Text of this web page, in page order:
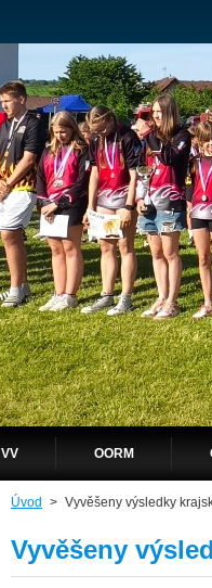
VV OORM
Úvod > Vyvěšeny výsledky
Vyvěšeny